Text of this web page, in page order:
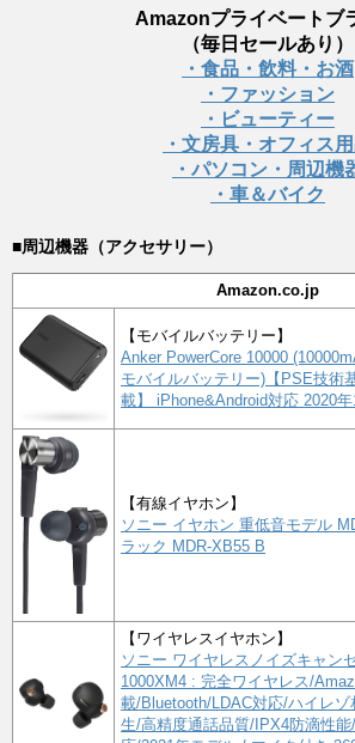
Amazonプライベートブ
（毎日セールあり）
・食品・飲料・お酒
・ファッション
・ビューティー
・文房具・オフィス
・パソコン・周辺機
・車＆バイク
■周辺機器（アクセサリー）
Amazon.co.jp
【モバイルバッテリー】
Anker PowerCore 10000
モバイルバッテリー)【PSE技術
載】 iPhone&Android対応 2020
【有線イヤホン】
ソニー イヤホン 重低音モデル
ラック MDR-XB55 B
【ワイヤレスイヤホン】
ソニー ワイヤレスノイズキャン
1000XM4 : 完全ワイヤレス/
載/Bluetooth/LDAC対応/ハイレ
生/高精度通話品質/IPX4防滴性